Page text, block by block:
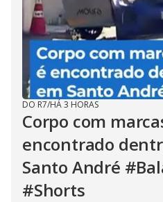
DO R7/HÁ 3 HORAS
Corpo com
encontrado
Santo André
#Shorts